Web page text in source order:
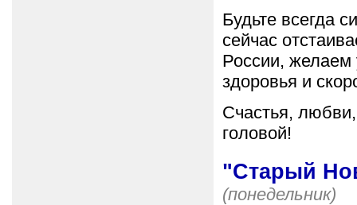
Будьте всегда
сейчас
России, желаем
здоровья и
Счастья,
головой!
"Старый
(понедельник)